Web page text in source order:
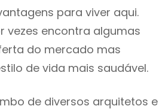
para viver aqui.
vezes encontra algumas
do mercado mas
de vida mais saudável.
de diversos arquitetos e